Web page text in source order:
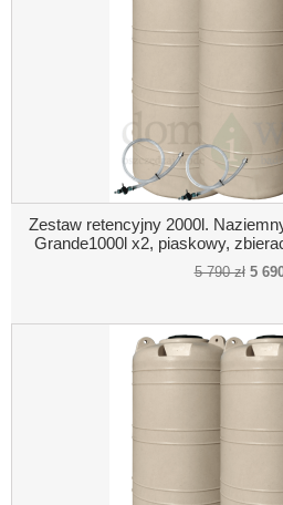
Zestaw retencyjny 2000l.
Grande1000l x2, piaskowy,
poboru wody, pompa naziemna,
5 790 zł 5